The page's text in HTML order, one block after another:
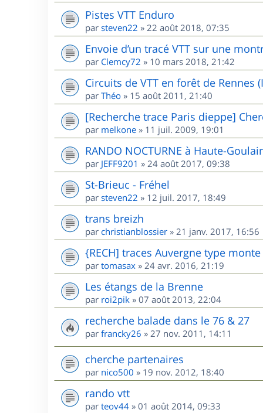
Pistes VTT Enduro
par steven22 » 22 août 2018, 07:35
Envoie d’un tracé VTT sur une
par Clemcy72 » 10 mars 2018, 21:42
Circuits de VTT en forêt de Rennes
par Théo » 15 août 2011, 21:40
[Recherche trace Paris dieppe]
par melkone » 11 juil. 2009, 19:01
RANDO NOCTURNE à Haute-
par JEFF9201 » 24 août 2017, 09:38
St-Brieuc - Fréhel
par steven22 » 12 juil. 2017, 18:49
trans breizh
par christianblossier » 21 janv. 2017, 16:56
{RECH] traces Auvergne type
par tomasax » 24 avr. 2016, 21:19
Les étangs de la Brenne
par roi2pik » 07 août 2013, 22:04
recherche balade dans le 76 & 27
par francky26 » 27 nov. 2011, 14:11
cherche partenaires
par nico500 » 19 nov. 2012, 18:40
rando vtt
par teov44 » 01 août 2014, 09:33